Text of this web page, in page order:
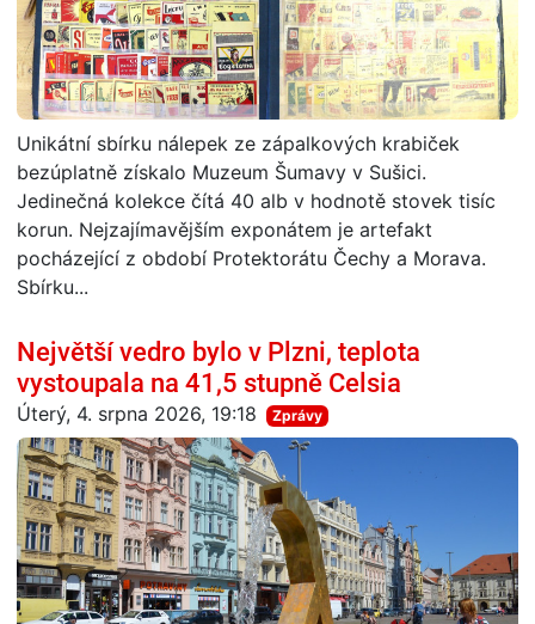
Unikátní sbírku nálepek ze zápalkových krabiček
bezúplatně získalo Muzeum Šumavy v Sušici.
Jedinečná kolekce čítá 40 alb v hodnotě stovek tisíc
korun. Nejzajímavějším exponátem je artefakt
pocházející z období Protektorátu Čechy a Morava.
Sbírku...
Největší vedro bylo v Plzni, teplota
vystoupala na 41,5 stupně Celsia
Úterý, 4. srpna 2026, 19:18 Zprávy